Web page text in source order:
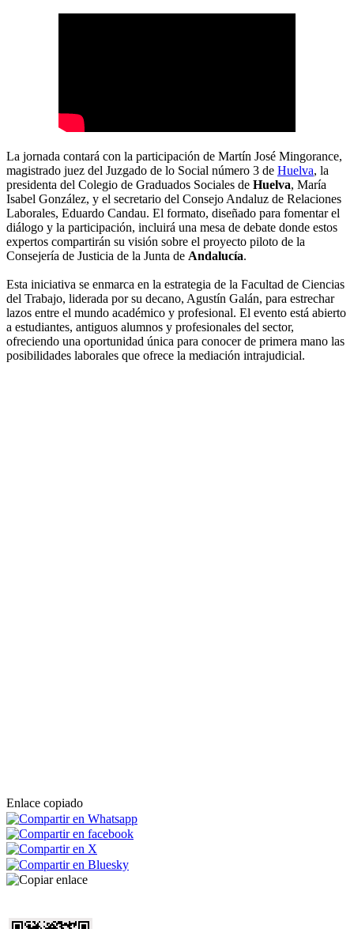
La jornada contará con la participación de Martín José Mingorance,
magistrado juez del Juzgado de lo Social número 3 de Huelva, la
presidenta del Colegio de Graduados Sociales de Huelva, María
Isabel González, y el secretario del Consejo Andaluz de Relaciones
Laborales, Eduardo Candau. El formato, diseñado para fomentar el
diálogo y la participación, incluirá una mesa de debate donde estos
expertos compartirán su visión sobre el proyecto piloto de la
Consejería de Justicia de la Junta de Andalucía.
Esta iniciativa se enmarca en la estrategia de la Facultad de Ciencias
del Trabajo, liderada por su decano, Agustín Galán, para estrechar
lazos entre el mundo académico y profesional. El evento está abierto
a estudiantes, antiguos alumnos y profesionales del sector,
ofreciendo una oportunidad única para conocer de primera mano las
posibilidades laborales que ofrece la mediación intrajudicial.
Enlace copiado